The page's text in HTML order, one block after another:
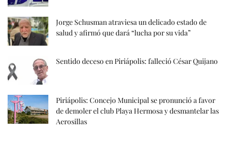
Jorge Schusman atraviesa un delicado estado de
salud y afirmó que dará “lucha por su vida”
Sentido deceso en Piriápolis: falleció César Quijano
Piriápolis: Concejo Municipal se pronunció a favor
de demoler el club Playa Hermosa y desmantelar las
Aerosillas